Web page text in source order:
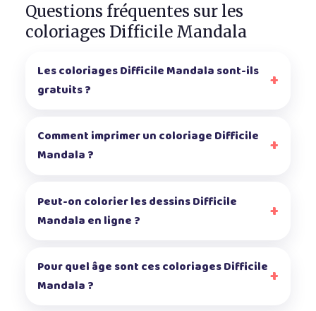
Questions fréquentes sur les
coloriages Difficile Mandala
Les coloriages Difficile Mandala sont-ils
gratuits ?
Comment imprimer un coloriage Difficile
Mandala ?
Peut-on colorier les dessins Difficile
Mandala en ligne ?
Pour quel âge sont ces coloriages Difficile
Mandala ?